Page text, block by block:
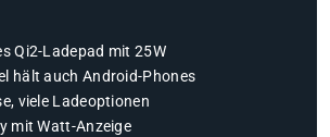
Qi2-Ladepad mit 25W
hält auch Android-Phones
viele Ladeoptionen
mit Watt-Anzeige